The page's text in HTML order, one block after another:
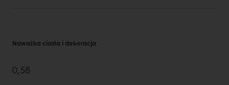
Naważka ciasta i dekoracja
0,58